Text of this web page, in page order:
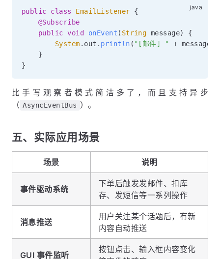
public class EmailListener
{
@Subscribe
public void onEvent ( String message)
{
System . out . println ( "[邮件] " + message
}
}
比手写观察者模式简洁多了，而且支持异步
（ AsyncEventBus ）。
五、实际应用场景
场景 说明
事件驱动系统
下单后触发发邮件、扣库
存、发短信等一系列操作
消息推送
用户关注某个话题后，有新
内容自动推送
GUI 事件监听
按钮点击、输入框内容变化